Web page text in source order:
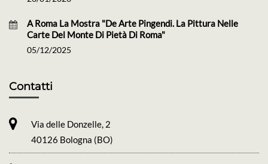
A Roma La Mostra "De Arte Pingendi. La Pittura Nelle
Carte Del Monte Di Pietà Di Roma"
05/12/2025
Contatti
Via delle Donzelle, 2
40126 Bologna (BO)